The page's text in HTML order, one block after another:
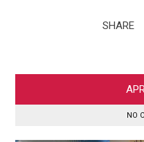
SHARE
NO